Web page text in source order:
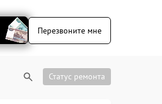
Перезвоните мне
Статус ремонта